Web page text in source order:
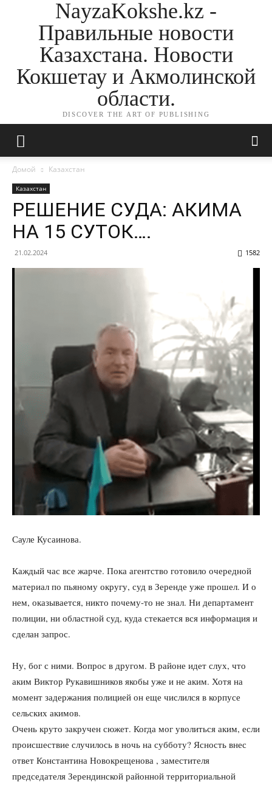
NayzaKokshe.kz -
Правильные новости
Казахстана. Новости
Кокшетау и Акмолинской
области.
DISCOVER THE ART OF PUBLISHING
Домой Казахстан
Казахстан
РЕШЕНИЕ СУДА: АКИМА
НА 15 СУТОК….
21.02.2024 1582
Сауле Кусаинова.
Каждый час все жарче. Пока агентство готовило очередной
материал по пьяному округу, суд в Зеренде уже прошел. И о
нем, оказывается, никто почему-то не знал. Ни департамент
полиции, ни областной суд, куда стекается вся информация и
сделан запрос.
Ну, бог с ними. Вопрос в другом. В районе идет слух, что
аким Виктор Рукавишников якобы уже и не аким. Хотя на
момент задержания полицией он еще числился в корпусе
сельских акимов.
Очень круто закручен сюжет. Когда мог уволиться аким, если
происшествие случилось в ночь на субботу? Ясность внес
ответ Константина Новокрещенова , заместителя
председателя Зерендинской районной территориальной